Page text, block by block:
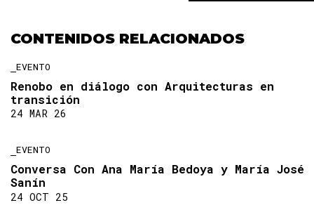
CONTENIDOS RELACIONADOS
EVENTO
Renobo en diálogo con Arquitecturas en
transición
24 MAR 26
EVENTO
Conversa Con Ana María Bedoya y María José
Sanín
24 OCT 25